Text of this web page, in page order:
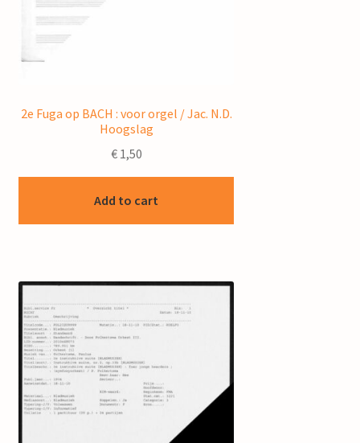
2e Fuga op BACH : voor orgel / Jac. N.D.
Hoogslag
€1,50
Add to cart